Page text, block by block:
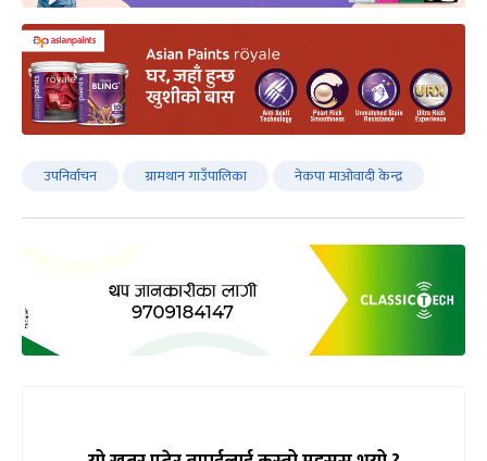
उपनिर्वाचन ग्रामथान गाउँपालिका नेकपा माओवादी केन्द्र